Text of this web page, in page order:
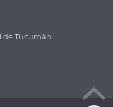
de Tucumán